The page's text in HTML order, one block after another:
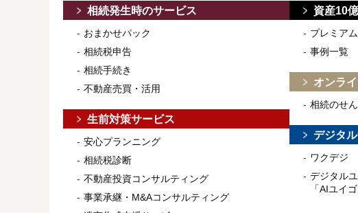
相続発生時のサービス
おまかせパック
相続税申告
相続手続き
不動産売買・活用
生前対策サービス
安心プランニング
相続税診断
不動産投資コンサルティング
事業承継・M&Aコンサルティング
資産10
プレミア
事例一覧
オンラ
相続のせ
デジタ
ワクデジ
デジタル
「AIユイ